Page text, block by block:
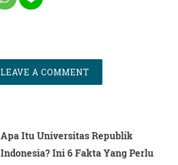
LEAVE A COMMENT
Apa Itu Universitas Republik
Indonesia? Ini 6 Fakta Yang Perlu